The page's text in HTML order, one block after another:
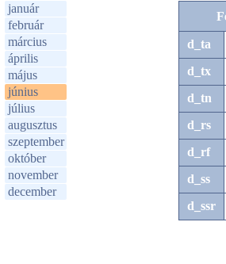
január
február
március
április
május
június
július
augusztus
szeptember
október
november
december
d_ta
d_tx
d_tn
d_rs
d_rf
d_ss
d_ssr